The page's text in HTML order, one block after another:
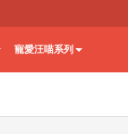
寵愛汪喵系列